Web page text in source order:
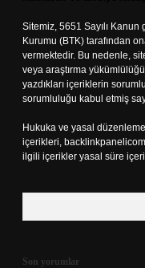
Sitemiz, 5651 Sayılı
Kurumu (BTK) tarafından
vermektedir. Bu nedenle,
veya araştırma
yazdıkları içeriklerin
sorumluluğu kabul etmiş
Hukuka ve yasal
içerikleri,
ilgili içerikler yasal süre
Son yorumlar